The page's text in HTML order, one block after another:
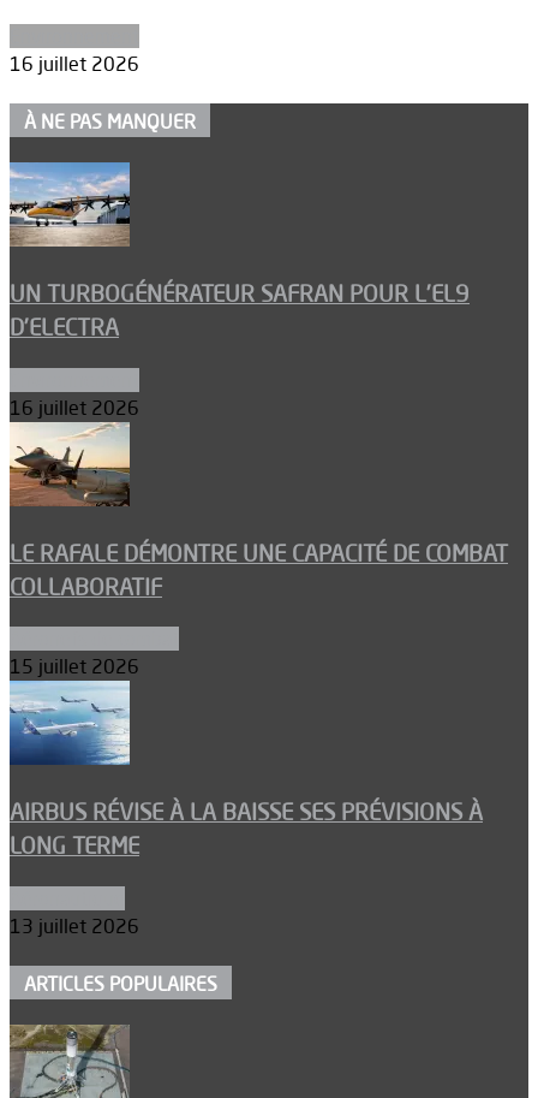
16 juillet 2026
À NE PAS MANQUER
UN TURBOGÉNÉRATEUR SAFRAN POUR L’EL9
D’ELECTRA
16 juillet 2026
LE RAFALE DÉMONTRE UNE CAPACITÉ DE COMBAT
COLLABORATIF
15 juillet 2026
AIRBUS RÉVISE À LA BAISSE SES PRÉVISIONS À
LONG TERME
13 juillet 2026
ARTICLES POPULAIRES